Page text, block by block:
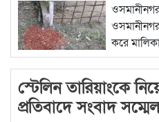
করে
স্টেলিন তারিয়াংকে
প্রতিবাদে সংবাদ